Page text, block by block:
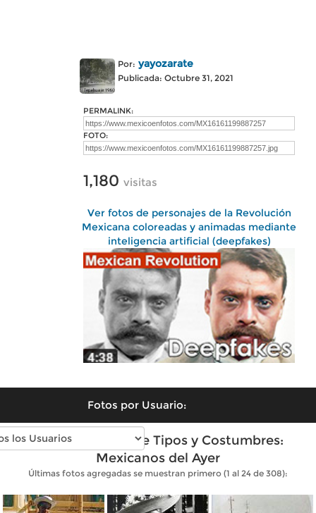
Por: yayozarate
Publicada: Octubre 31, 2021
PERMALINK:
FOTO:
1,180 visitas
Ver fotos de personajes de la Revolución
Mexicana coloreadas y animadas mediante
inteligencia artificial (deepfakes)
Fotos por Usuario:
Fotos antiguas de Tipos y Costumbres:
Mexicanos del Ayer
Últimas fotos agregadas se muestran primero (1 al 24 de 308):